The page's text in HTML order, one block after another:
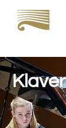
Klaver